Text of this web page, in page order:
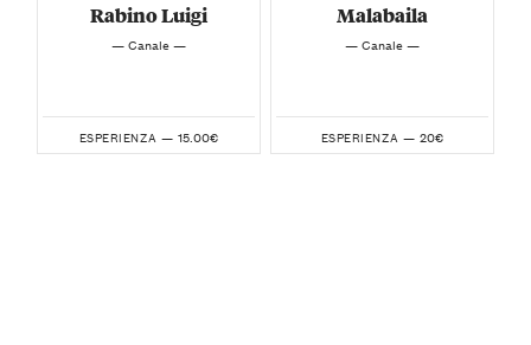
Rabino Luigi
— Canale —
ESPERIENZA — 15.00€
Malabaila
— Canale —
ESPERIENZA — 20€